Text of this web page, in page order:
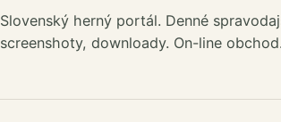
Slovenský herný portál. Denné
screenshoty, downloady. On-line obchod.